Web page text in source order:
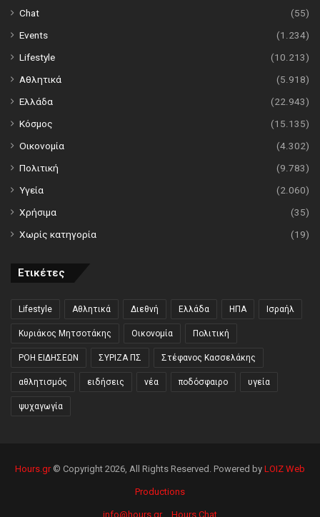
Chat
(55)
Events
(1.234)
Lifestyle
(10.213)
Αθλητικά
(5.918)
Ελλάδα
(22.943)
Κόσμος
(15.135)
Οικονομία
(4.302)
Πολιτική
(9.783)
Υγεία
(2.060)
Χρήσιμα
(35)
Χωρίς κατηγορία
(19)
Ετικέτες
Lifestyle Αθλητικά Διεθνή Ελλάδα ΗΠΑ Ισραήλ
Κυριάκος Μητσοτάκης Οικονομία Πολιτική
ΡΟΗ ΕΙΔΗΣΕΩΝ ΣΥΡΙΖΑ ΠΣ Στέφανος Κασσελάκης
αθλητισμός ειδήσεις νέα ποδόσφαιρο υγεία
ψυχαγωγία
Hours.gr© Copyright 2026, All Rights Reserved. Powered by LOIZ Web
Productions
info@hours.gr Hours Chat